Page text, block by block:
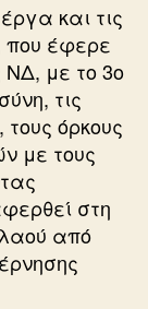
και τις
που έφερε
ΝΔ, με το 3ο
τις
όρκους
με τους
στη
από